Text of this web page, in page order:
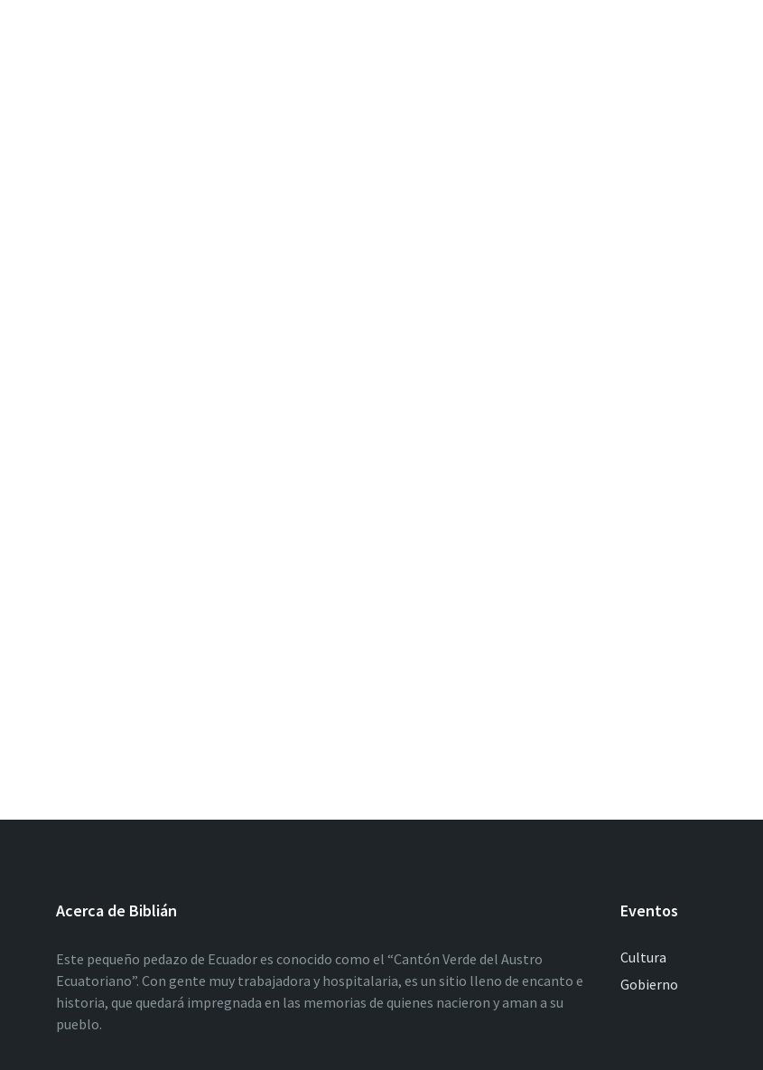
Acerca de Biblián
Este pequeño pedazo de Ecuador es conocido como el “Cantón Verde del Austro
Ecuatoriano”. Con gente muy trabajadora y hospitalaria, es un sitio lleno de encanto e
historia, que quedará impregnada en las memorias de quienes nacieron y aman a su
pueblo.
Eventos
Cultura
Gobierno